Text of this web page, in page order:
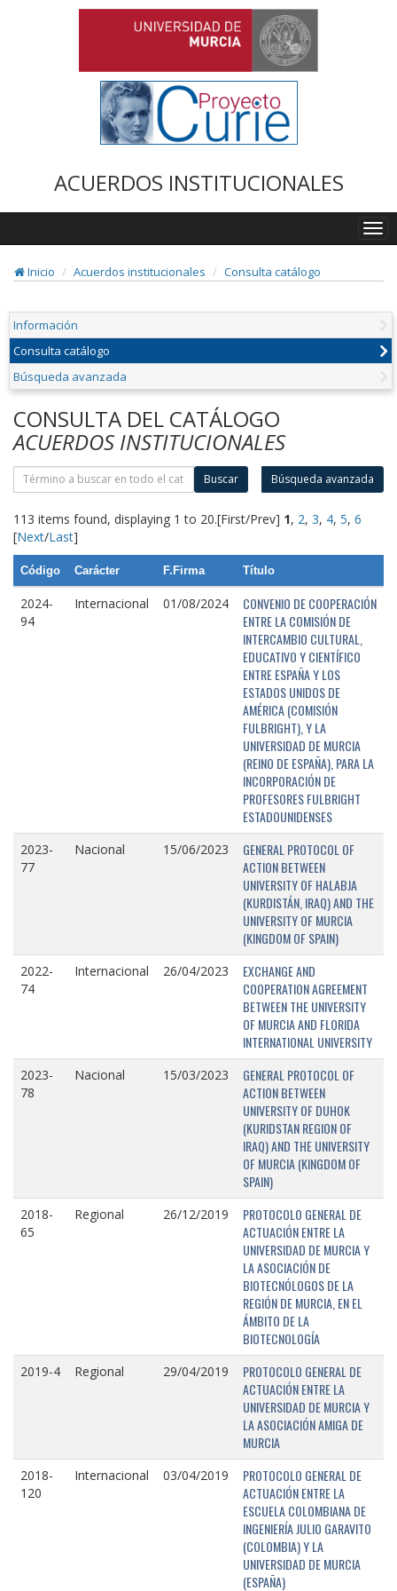
ACUERDOS INSTITUCIONALES
Inicio
Acuerdos institucionales Consulta catálogo
Información
Consulta catálogo
Búsqueda avanzada
CONSULTA DEL CATÁLOGO
ACUERDOS INSTITUCIONALES
Buscar Búsqueda avanzada
113 items found, displaying 1 to 20.[First/Prev] 1, 2, 3, 4, 5, 6
[Next/Last]
Código Carácter F.Firma Título
2024-
94
Internacional 01/08/2024
CONVENIO DE COOPERACIÓN
ENTRE LA COMISIÓN DE
INTERCAMBIO CULTURAL,
EDUCATIVO Y CIENTÍFICO
ENTRE ESPAÑA Y LOS
ESTADOS UNIDOS DE
AMÉRICA (COMISIÓN
FULBRIGHT), Y LA
UNIVERSIDAD DE MURCIA
(REINO DE ESPAÑA), PARA LA
INCORPORACIÓN DE
PROFESORES FULBRIGHT
ESTADOUNIDENSES
2023-
77
Nacional 15/06/2023
GENERAL PROTOCOL OF
ACTION BETWEEN
UNIVERSITY OF HALABJA
(KURDISTÁN, IRAQ) AND THE
UNIVERSITY OF MURCIA
(KINGDOM OF SPAIN)
2022-
74
Internacional 26/04/2023
EXCHANGE AND
COOPERATION AGREEMENT
BETWEEN THE UNIVERSITY
OF MURCIA AND FLORIDA
INTERNATIONAL UNIVERSITY
2023-
78
Nacional 15/03/2023
GENERAL PROTOCOL OF
ACTION BETWEEN
UNIVERSITY OF DUHOK
(KURIDSTAN REGION OF
IRAQ) AND THE UNIVERSITY
OF MURCIA (KINGDOM OF
SPAIN)
2018-
65
Regional 26/12/2019
PROTOCOLO GENERAL DE
ACTUACIÓN ENTRE LA
UNIVERSIDAD DE MURCIA Y
LA ASOCIACIÓN DE
BIOTECNÓLOGOS DE LA
REGIÓN DE MURCIA, EN EL
ÁMBITO DE LA
BIOTECNOLOGÍA
2019-4 Regional 29/04/2019
PROTOCOLO GENERAL DE
ACTUACIÓN ENTRE LA
UNIVERSIDAD DE MURCIA Y
LA ASOCIACIÓN AMIGA DE
MURCIA
2018-
120
Internacional 03/04/2019
PROTOCOLO GENERAL DE
ACTUACIÓN ENTRE LA
ESCUELA COLOMBIANA DE
INGENIERÍA JULIO GARAVITO
(COLOMBIA) Y LA
UNIVERSIDAD DE MURCIA
(ESPAÑA)